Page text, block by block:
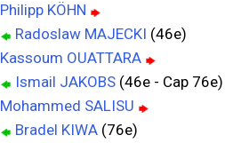
Philipp KÖHN
Radoslaw MAJECKI (46e)
Kassoum OUATTARA
Ismail JAKOBS (46e - Cap 76e)
Mohammed SALISU
Bradel KIWA (76e)